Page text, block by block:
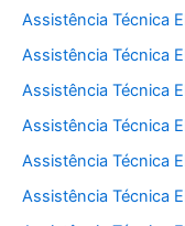
Assistência Técnica
Assistência Técnica
Assistência Técnica
Assistência Técnica
Assistência Técnica
Assistência Técnica